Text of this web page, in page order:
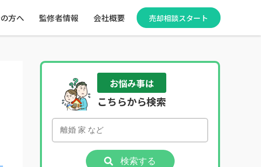
方へ 監修者情報 会社概要 売却相談スタート
お悩み事は
こちらから検索
検索する